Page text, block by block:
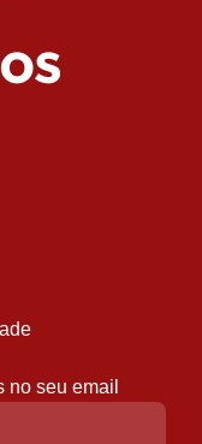
no seu email